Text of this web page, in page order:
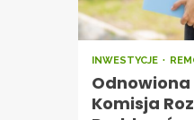
INWESTYCJE
Komisja